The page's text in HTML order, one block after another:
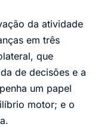
da atividade
em três
que
de decisões e a
um papel
motor; e o